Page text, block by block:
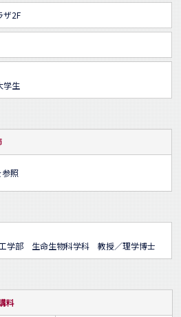
ザ2F
学生
参照
学部 生命生物科学科 教授／理学博士
料